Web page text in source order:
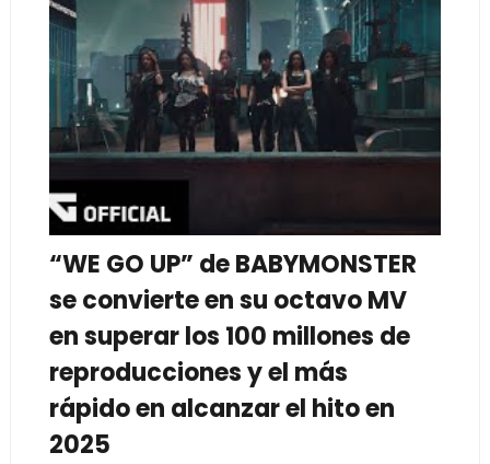
“WE GO UP” de BABYMONSTER
se convierte en su octavo MV
en superar los 100 millones de
reproducciones y el más
rápido en alcanzar el hito en
2025